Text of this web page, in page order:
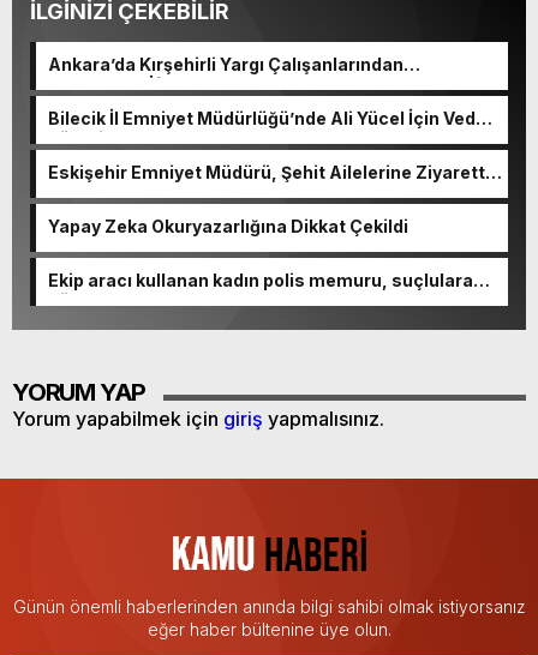
İLGİNİZİ ÇEKEBİLİR
Ankara’da Kırşehirli Yargı Çalışanlarından
Geleneksel İftar Programı
Bilecik İl Emniyet Müdürlüğü’nde Ali Yücel İçin Veda
Töreni
Eskişehir Emniyet Müdürü, Şehit Ailelerine Ziyarette
Yapay Zeka Okuryazarlığına Dikkat Çekildi
Ekip aracı kullanan kadın polis memuru, suçlulara
göz açtırmıyor
YORUM YAP
Yorum yapabilmek için giriş yapmalısınız.
Günün önemli haberlerinden anında bilgi sahibi olmak istiyorsanız
eğer haber bültenine üye olun.